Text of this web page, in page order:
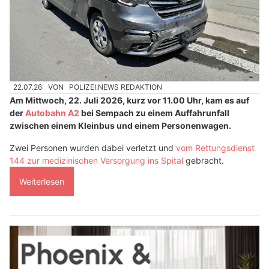
22.07.26 VON POLIZEI.NEWS REDAKTION
Am Mittwoch, 22. Juli 2026, kurz vor 11.00 Uhr, kam es auf
derAutobahn A2 bei Sempach zu einem Auffahrunfall
zwischen einem Kleinbus und einem Personenwagen.
Zwei Personen wurden dabei verletzt und vom Rettungsdienst
144 zur medizinischen Versorgung ins Spital gebracht.
Weiterlesen